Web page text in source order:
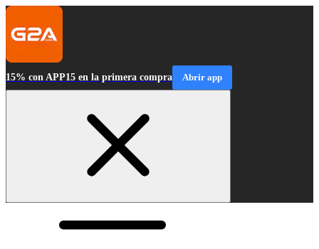
15% con APP15 en la primera compra Abrir app